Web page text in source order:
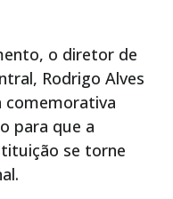
o diretor de
Rodrigo Alves
comemorativa
para que a
se torne